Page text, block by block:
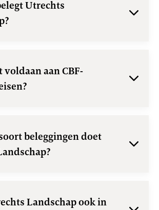
Utrechts
aan CBF-
beleggingen doet
Landschap ook in